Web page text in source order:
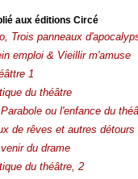
aux éditions Circé
Trois panneaux
emploi & Vieillir m'amuse
1
du théâtre
ou l'enfance du
de rêves et autres détours
du drame
du théâtre, 2